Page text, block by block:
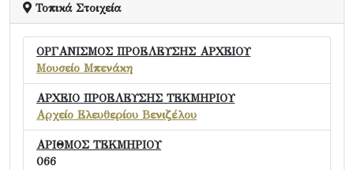
Τοπικά Στοιχεία
ΟΡΓΑΝΙΣΜΟΣ ΠΡΟΕΛΕΥΣΗΣ ΑΡΧΕΙΟΥ
Μουσείο Μπενάκη
ΑΡΧΕΙΟ ΠΡΟΕΛΕΥΣΗΣ ΤΕΚΜΗΡΙΟΥ
Αρχείο Ελευθερίου Βενιζέλου
ΑΡΙΘΜΟΣ ΤΕΚΜΗΡΙΟΥ
066